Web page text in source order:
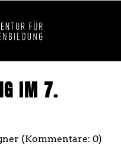
IM 7.
(Kommentare: 0)